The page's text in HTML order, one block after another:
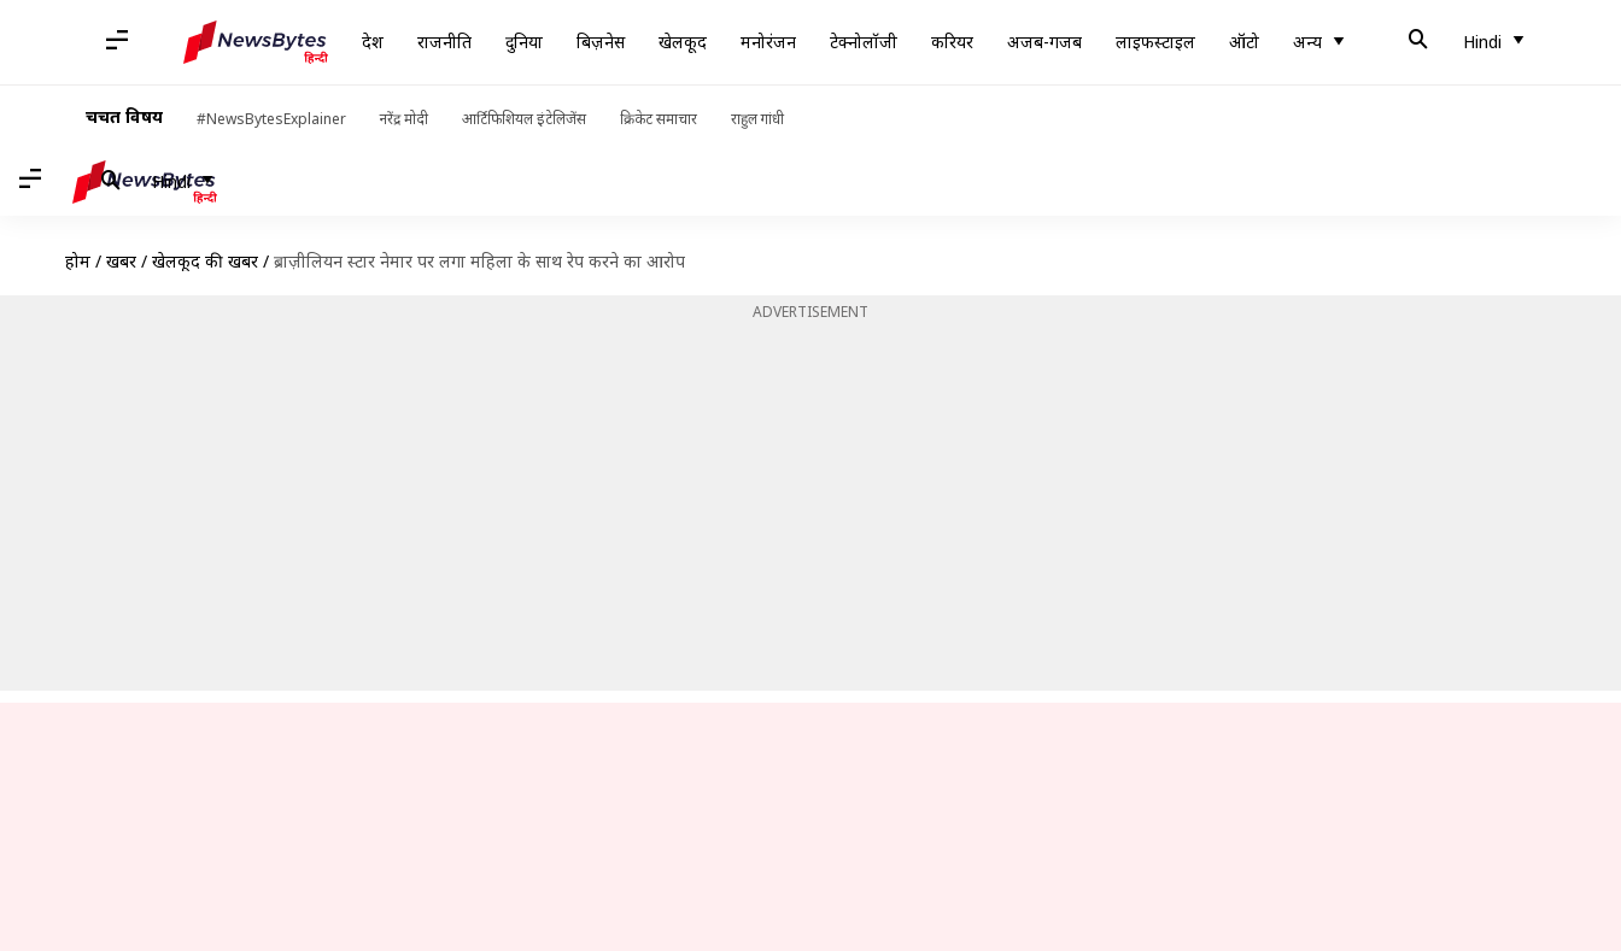
देश राजनीति दुनिया बिज़नेस खेलकूद मनोरंजन टेक्नोलॉजी करियर अजब-गजब लाइफस्टाइल ऑटो अन्य Hindi
चर्चित विषय #NewsBytesExplainer नरेंद्र मोदी आर्टिफिशियल इंटेलिजेंस क्रिकेट समाचार राहुल गांधी
Hindi
होम / खबरें / खेलकूद की खबरें / ब्राज़ीलियन स्टार नेमार पर लगा महिला के साथ रेप करने का आरोप
ADVERTISEMENT